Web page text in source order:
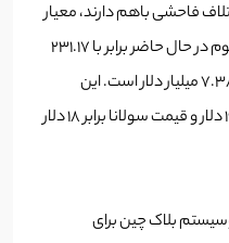
فاحشی باهم دارند، معیار
ارزش بازار است. ارزش بازار فعلی اتریوم در حال حاضر برابر با 231.17
میلیار دلار و همین عدد برای سولانا 7.38 میلیار دلار است. این
محاسبه با قیمت روز اتریوم برابر 1900 دلار و قیمت سولانا برابر 18 دلار
بلاک چین برای